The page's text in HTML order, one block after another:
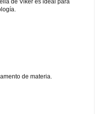
de materia.